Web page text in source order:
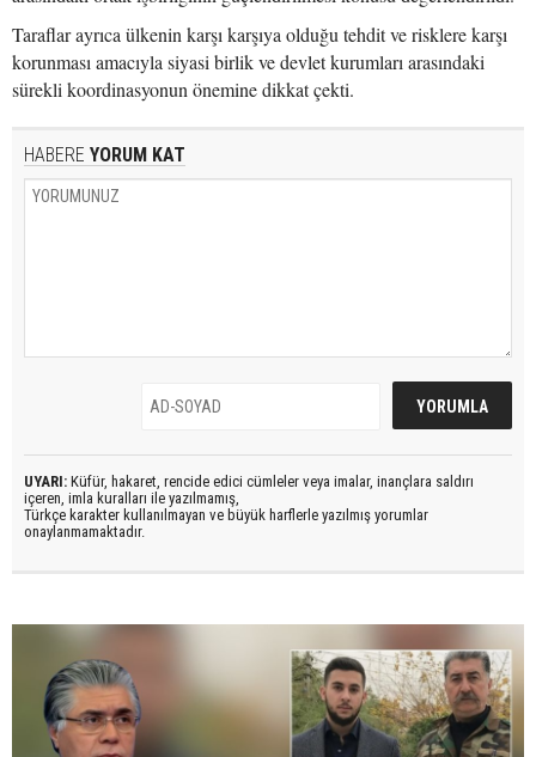
Taraflar ayrıca ülkenin karşı karşıya olduğu tehdit ve risklere karşı
korunması amacıyla siyasi birlik ve devlet kurumları arasındaki
sürekli koordinasyonun önemine dikkat çekti.
HABERE YORUM KAT
UYARI: Küfür, hakaret, rencide edici cümleler veya imalar, inançlara saldırı
içeren, imla kuralları ile yazılmamış,
Türkçe karakter kullanılmayan ve büyük harflerle yazılmış yorumlar
onaylanmamaktadır.